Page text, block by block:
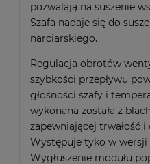
pozwalają na suszenie
Szafa nadaje się do
narciarskiego.
Regulacja obrotów
szybkości przepływu
głośności szafy i
wykonana została z
zapewniającej trwałość
Występuje tyko w wersji
Wygłuszenie modułu